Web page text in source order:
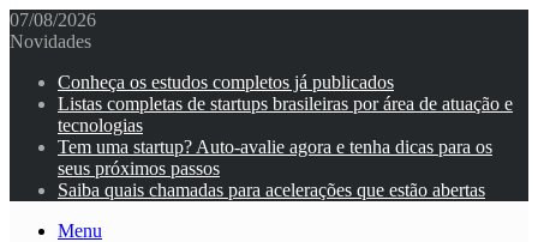
07/08/2026
Novidades
Conheça os estudos completos já publicados
Listas completas de startups brasileiras por área de atuação e
tecnologias
Tem uma startup? Auto-avalie agora e tenha dicas para os
seus próximos passos
Saiba quais chamadas para acelerações que estão abertas
Menu